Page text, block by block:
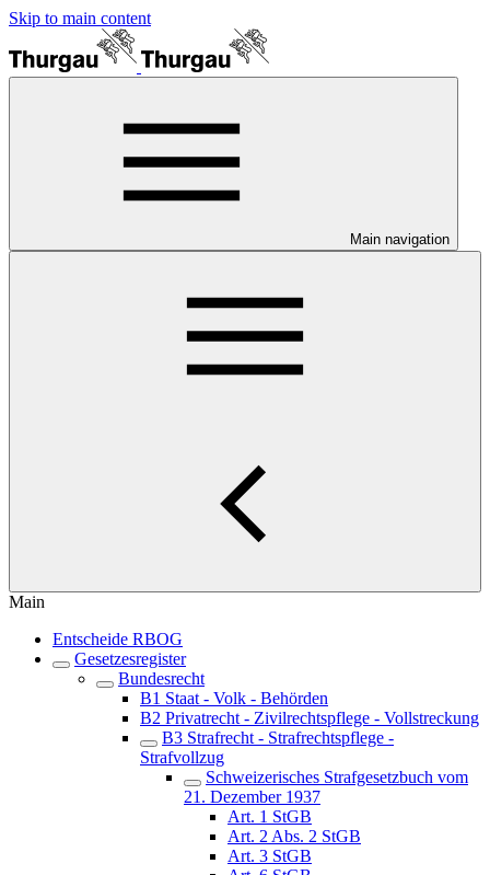
Skip to main content
Main navigation
Main
Entscheide RBOG
Gesetzesregister
Bundesrecht
B1 Staat - Volk - Behörden
B2 Privatrecht - Zivilrechtspflege - Vollstreckung
B3 Strafrecht - Strafrechtspflege -
Strafvollzug
Schweizerisches Strafgesetzbuch vom
21. Dezember 1937
Art. 1 StGB
Art. 2 Abs. 2 StGB
Art. 3 StGB